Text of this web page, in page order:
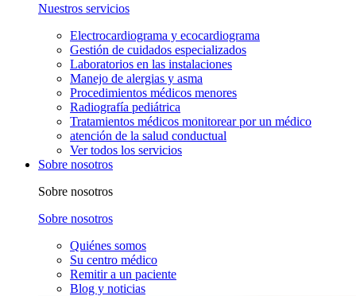
Nuestros servicios
Electrocardiograma y ecocardiograma
Gestión de cuidados especializados
Laboratorios en las instalaciones
Manejo de alergias y asma
Procedimientos médicos menores
Radiografía pediátrica
Tratamientos médicos monitorear por un médico
atención de la salud conductual
Ver todos los servicios
Sobre nosotros
Sobre nosotros
Sobre nosotros
Quiénes somos
Su centro médico
Remitir a un paciente
Blog y noticias